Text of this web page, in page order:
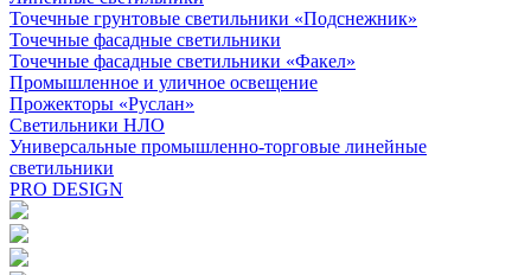
Точечные грунтовые светильники «Подснежник»
Точечные фасадные светильники
Точечные фасадные светильники «Факел»
Промышленное и уличное освещение
Прожекторы «Руслан»
Светильники НЛО
Универсальные промышленно-торговые линейные
светильники
PRO DESIGN